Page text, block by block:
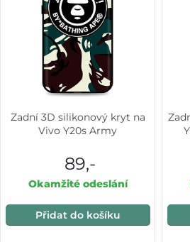
Zadní 3D silikonový kryt na
Vivo Y20s Army
89,-
Okamžité odeslání
Přidat do košíku